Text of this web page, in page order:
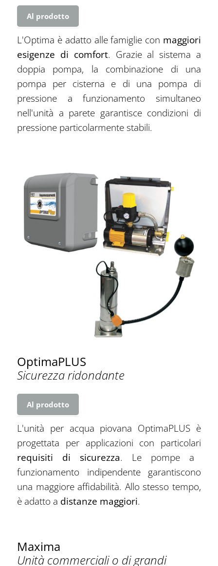
Al prodotto
L'Optima è adatto alle famiglie con maggiori
esigenze di comfort. Grazie al sistema a
doppia pompa, la combinazione di una
pompa per cisterna e di una pompa di
pressione a funzionamento simultaneo
nell'unità a parete garantisce condizioni di
pressione particolarmente stabili.
OptimaPLUS
Sicurezza ridondante
Al prodotto
L'unità per acqua piovana OptimaPLUS è
progettata per applicazioni con particolari
requisiti di sicurezza. Le pompe a
funzionamento indipendente garantiscono
una maggiore affidabilità. Allo stesso tempo,
è adatto a distanze maggiori.
Maxima
Unità commerciali o di grandi